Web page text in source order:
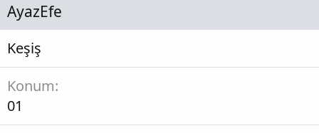
AyazEfe
Keşiş
Konum
01